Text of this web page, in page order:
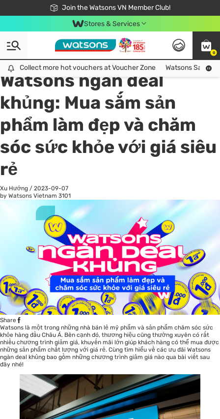
Join the Watsons VN Member Club!
Free Shipping For Order From 249,000Đ
24h Fast delivery in Hồ Chí Minh City
Stores & Services
0
Collect more hot vouchers at Voucher Zone
Collect more hot vouchers at Voucher Zone Watsons Safety
All
Chăm Sóc Cá Nhân
Watsons ngàn deal
khủng: Mua sắm sản
phẩm làm đẹp và chăm
sóc sức khỏe với giá siêu
rẻ
Xu Hướng / 2023-09-07
by Watsons Vietnam 3101
Share
Watsons là một trong những nhà bán lẻ mỹ phẩm và sản phẩm chăm sóc sức
khỏe hàng đầu Châu Á. Bên cạnh đó, thương hiệu cũng thường xuyên có rất
nhiều chương trình giảm giá, khuyến mãi lớn giúp khách hàng có thể mua được
những sản phẩm chất lượng với giá rẻ. Cùng tìm hiểu về các ưu đãi Watsons
ngàn deal khủng bao gồm những chương trình giảm giá nào qua bài viết sau
đây nhé!